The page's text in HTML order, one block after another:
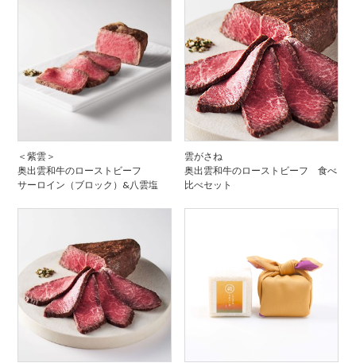
＜紫雲＞
奥出雲和牛のローストビーフ
サーロイン（ブロック）&八雲塩
雲がさね
奥出雲和牛のローストビーフ 食べ
比べセット